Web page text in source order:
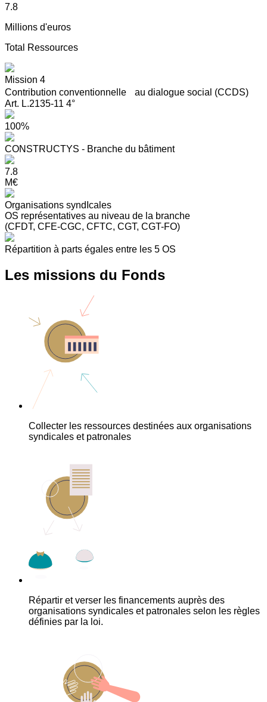
7.8
Millions d'euros
Total Ressources
Mission 4
Contribution conventionnelle au dialogue social (CCDS)
Art. L.2135-11 4°
100%
CONSTRUCTYS - Branche du bâtiment
7.8
M€
Organisations syndIcales
OS représentatives au niveau de la branche
(CFDT, CFE-CGC, CFTC, CGT, CGT-FO)
Répartition à parts égales entre les 5 OS
Les missions du Fonds
Collecter les ressources destinées aux organisations
syndicales et patronales
Répartir et verser les financements auprès des
organisations syndicales et patronales selon les règles
définies par la loi.